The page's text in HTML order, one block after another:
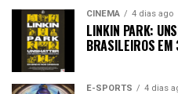
CINEMA 4 dias ago
LINKIN PARK:
BRASILEIROS
E-SPORTS 4 dias